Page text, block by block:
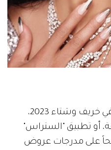
من أحدث صيحات المكياج في خريف وشتاء 2023،
أو تطبيق "الستراس"
على مدرجات عروض